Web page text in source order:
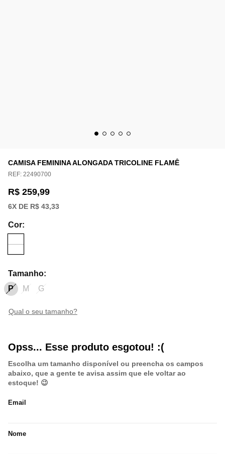
CAMISA FEMININA ALONGADA TRICOLINE FLAMÊ
REF: 22490700
R$ 259,99
6X DE R$ 43,33
Cor:
Tamanho:
P
M G
qual o seu tamanho?
Opss... Esse produto esgotou! :(
Escolha um tamanho disponível ou preencha os campos
abaixo, que a gente te avisa assim que ele voltar ao
estoque! 😉
Email
Nome